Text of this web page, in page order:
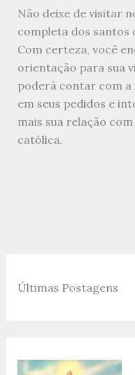
Não deixe de visitar
completa dos santos
Com certeza, você
orientação para sua
poderá contar com a
em seus pedidos e
mais sua relação
católica.
Últimas Postagens